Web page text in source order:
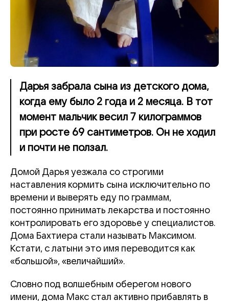
Дарья забрала сына из детского дома,
когда ему было 2 года и 2 месяца. В тот
момент мальчик весил 7 килограммов
при росте 69 сантиметров. Он не ходил
и почти не ползал.
Домой Дарья уезжала со строгими
наставления кормить сына исключительно по
времени и выверять еду по граммам,
постоянно принимать лекарства и постоянно
контролировать его здоровье у специалистов.
Дома Бахтиера стали называть Максимом.
Кстати, с латыни это имя переводится как
«большой», «величайший».
Словно под волшебным оберегом нового
имени, дома Макс стал активно прибавлять в